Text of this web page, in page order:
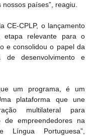
países”, reagiu.
CE-CPLP, o lançamento
etapa relevante para o
e consolidou o papel da
de desenvolvimento e
um programa, é um
plataforma que une
multilateral para
de empreendedores na
Portuguesa”,